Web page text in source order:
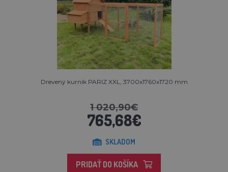
Drevený kurník PARIZ XXL, 3700x1760x1720 mm
1 020,90€
765,68€
SKLADOM
PRIDAŤ DO KOŠÍKA